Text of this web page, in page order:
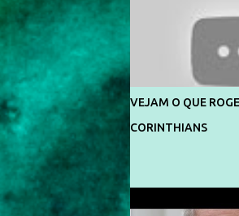
divulga capa e
Melnick - @aredacao
VEJAM O QUE
CORINTHIANS